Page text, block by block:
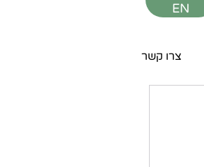
EN
צרו קשר